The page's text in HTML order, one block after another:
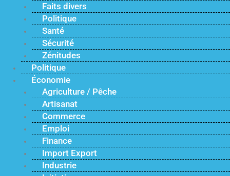
Faits divers
Politique
Santé
Sécurité
Zénitudes
Politique
Économie
Agriculture / Pêche
Artisanat
Commerce
Emploi
Finance
Import Export
Industrie